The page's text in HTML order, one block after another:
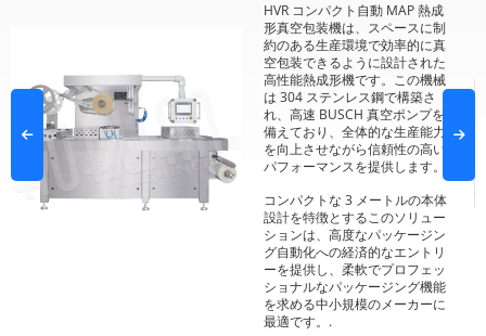
HVR コンパクト自動 MAP 熱成
形真空包装機は、スペースに制
約のある生産環境で効率的に真
空包装できるように設計された
高性能熱成形機です。この機械
は 304 ステンレス鋼で構築さ
れ、高速 BUSCH 真空ポンプを
備えており、全体的な生産能力
を向上させながら信頼性の高い
パフォーマンスを提供します。.
コンパクトな 3 メートルの本体
設計を特徴とするこのソリュー
ションは、高度なパッケージン
グ自動化への経済的なエントリ
ーを提供し、柔軟でプロフェッ
ショナルなパッケージング機能
を求める中小規模のメーカーに
最適です。.